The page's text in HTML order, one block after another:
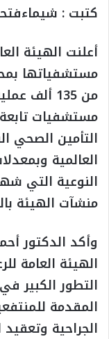
كتبت :
أعلنت الهيئة
مستشفياتها
مستشفيات
التأمين الصحي
العالمية
النوعية التي
منشآت الهيئة
وأكد الدكتور
الهيئة العامة
التطور الكبير
المقدمة
الجراحية وتعقيد